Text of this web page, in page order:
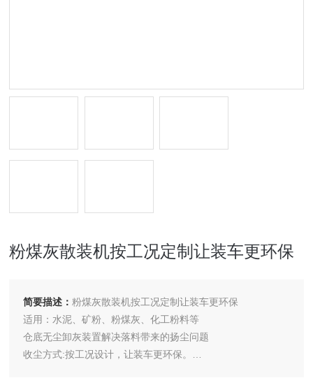
粉煤灰散装机按工况定制让装车更环保
简要描述：粉煤灰散装机按工况定制让装车更环保
适用：水泥、矿粉、粉煤灰、化工粉料等
仓底无尘卸灰装置解决落料带来的扬尘问题
收尘方式:按工况设计，让装车更环保。